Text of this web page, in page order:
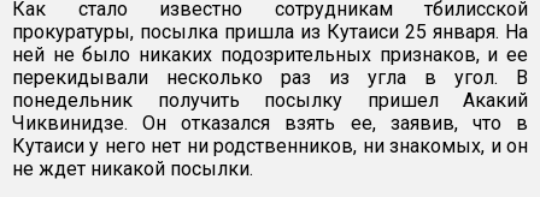
Как стало известно сотрудникам тбилисской
прокуратуры, посылка пришла из Кутаиси 25 января. На
ней не было никаких подозрительных признаков, и ее
перекидывали несколько раз из угла в угол. В
понедельник получить посылку пришел Акакий
Чиквинидзе. Он отказался взять ее, заявив, что в
Кутаиси у него нет ни родственников, ни знакомых, и он
не ждет никакой посылки.